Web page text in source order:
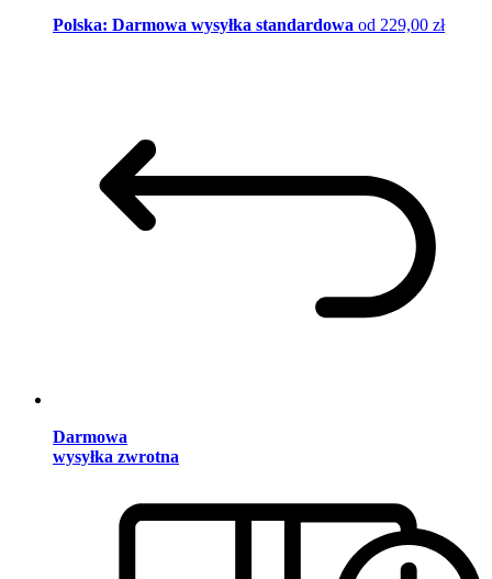
Polska: Darmowa wysyłka standardowa od 229,00 zł
Darmowa
wysyłka zwrotna